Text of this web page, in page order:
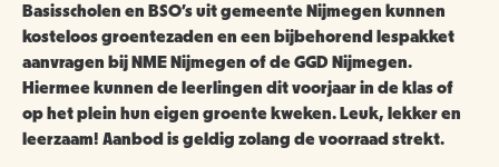
BEREIKBAARHEID
TOEGANKELIJKHEID
GROEPSBEZOEK
NIEUWS
ORGANISATIE
VRIJWILLIGERS
BEWONERS
SCHOLEN
KOOP TICKETS
Basisscholen en BSO’s uit gemeente Nijmegen kunnen
kosteloos groentezaden en een bijbehorend lespakket
aanvragen bij NME Nijmegen of de GGD Nijmegen.
Hiermee kunnen de leerlingen dit voorjaar in de klas of
op het plein hun eigen groente kweken. Leuk, lekker en
leerzaam! Aanbod is geldig zolang de voorraad strekt.